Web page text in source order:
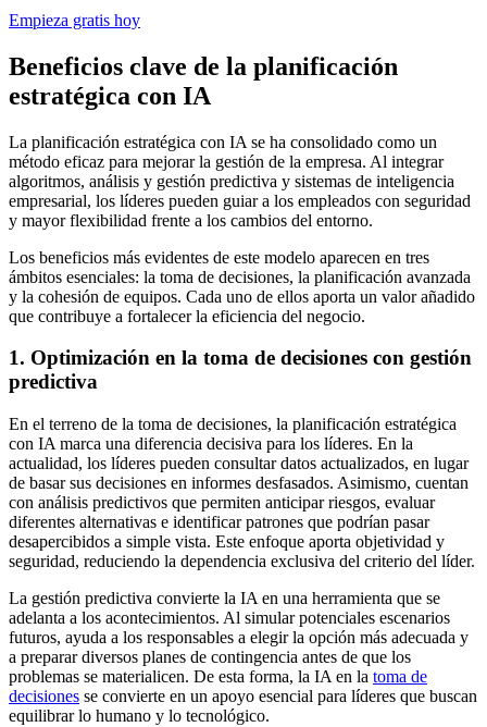
Empieza gratis hoy
Beneficios clave de la planificación
estratégica con IA
La planificación estratégica con IA se ha consolidado como un
método eficaz para mejorar la gestión de la empresa. Al integrar
algoritmos, análisis y gestión predictiva y sistemas de inteligencia
empresarial, los líderes pueden guiar a los empleados con seguridad
y mayor flexibilidad frente a los cambios del entorno.
Los beneficios más evidentes de este modelo aparecen en tres
ámbitos esenciales: la toma de decisiones, la planificación avanzada
y la cohesión de equipos. Cada uno de ellos aporta un valor añadido
que contribuye a fortalecer la eficiencia del negocio.
1. Optimización en la toma de decisiones con gestión
predictiva
En el terreno de la toma de decisiones, la planificación estratégica
con IA marca una diferencia decisiva para los líderes. En la
actualidad, los líderes pueden consultar datos actualizados, en lugar
de basar sus decisiones en informes desfasados. Asimismo, cuentan
con análisis predictivos que permiten anticipar riesgos, evaluar
diferentes alternativas e identificar patrones que podrían pasar
desapercibidos a simple vista. Este enfoque aporta objetividad y
seguridad, reduciendo la dependencia exclusiva del criterio del líder.
La gestión predictiva convierte la IA en una herramienta que se
adelanta a los acontecimientos. Al simular potenciales escenarios
futuros, ayuda a los responsables a elegir la opción más adecuada y
a preparar diversos planes de contingencia antes de que los
problemas se materialicen. De esta forma, la IA en la toma de
decisiones se convierte en un apoyo esencial para líderes que buscan
equilibrar lo humano y lo tecnológico.